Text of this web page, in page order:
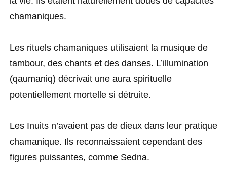
chamaniques.
Les rituels chamaniques utilisaient la musique de
tambour, des chants et des danses. L’illumination
(qaumaniq) décrivait une aura spirituelle
potentiellement mortelle si détruite.
Les Inuits n’avaient pas de dieux dans leur pratique
chamanique. Ils reconnaissaient cependant des
figures puissantes, comme Sedna.